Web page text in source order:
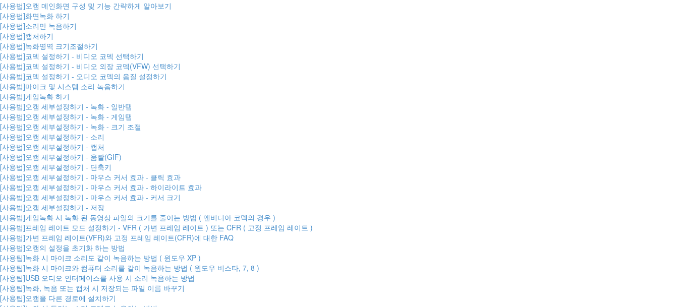
[사용법]오캠 메인화면 구성 및 기능 간략하게 알아보기
[사용법]화면녹화 하기
[사용법]소리만 녹음하기
[사용법]캡처하기
[사용법]녹화영역 크기조절하기
[사용법]코덱 설정하기 - 비디오 코덱 선택하기
[사용법]코덱 설정하기 - 비디오 외장 코덱(VFW) 선택하기
[사용법]코덱 설정하기 - 오디오 코덱의 음질 설정하기
[사용법]마이크 및 시스템 소리 녹음하기
[사용법]게임녹화 하기
[사용법]오캠 세부설정하기 - 녹화 - 일반탭
[사용법]오캠 세부설정하기 - 녹화 - 게임탭
[사용법]오캠 세부설정하기 - 녹화 - 크기 조절
[사용법]오캠 세부설정하기 - 소리
[사용법]오캠 세부설정하기 - 캡처
[사용법]오캠 세부설정하기 - 움짤(GIF)
[사용법]오캠 세부설정하기 - 단축키
[사용법]오캠 세부설정하기 - 마우스 커서 효과 - 클릭 효과
[사용법]오캠 세부설정하기 - 마우스 커서 효과 - 하이라이트 효과
[사용법]오캠 세부설정하기 - 마우스 커서 효과 - 커서 크기
[사용법]오캠 세부설정하기 - 저장
[사용법]게임녹화 시 녹화 된 동영상 파일의 크기를 줄이는 방법 ( 엔비디아 코덱의 경우 )
[사용법]프레임 레이트 모드 설정하기 - VFR ( 가변 프레임 레이트 ) 또는 CFR ( 고정 프레임 레이트 )
[사용법]가변 프레임 레이트(VFR)와 고정 프레임 레이트(CFR)에 대한 FAQ
[사용법]오캠의 설정을 초기화 하는 방법
[사용팁]녹화 시 마이크 소리도 같이 녹음하는 방법 ( 윈도우 XP )
[사용팁]녹화 시 마이크와 컴퓨터 소리를 같이 녹음하는 방법 ( 윈도우 비스타, 7, 8 )
[사용팁]USB 오디오 인터페이스를 사용 시 소리 녹음하는 방법
[사용팁]녹화, 녹음 또는 캡처 시 저장되는 파일 이름 바꾸기
[사용팁]오캠을 다른 경로에 설치하기